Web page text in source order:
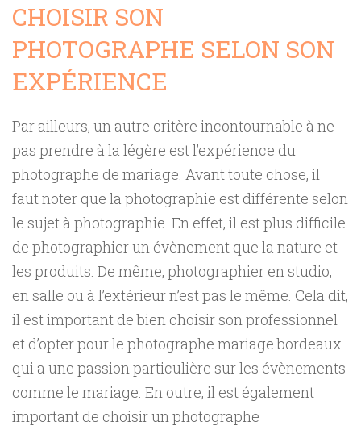
CHOISIR SON
PHOTOGRAPHE SELON SON
EXPÉRIENCE
Par ailleurs, un autre critère incontournable à ne
pas prendre à la légère est l’expérience du
photographe de mariage. Avant toute chose, il
faut noter que la photographie est différente selon
le sujet à photographie. En effet, il est plus difficile
de photographier un évènement que la nature et
les produits. De même, photographier en studio,
en salle ou à l’extérieur n’est pas le même. Cela dit,
il est important de bien choisir son professionnel
et d’opter pour le photographe mariage bordeaux
qui a une passion particulière sur les évènements
comme le mariage. En outre, il est également
important de choisir un photographe